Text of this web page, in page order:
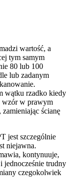
wartość, a
tym samym
80 lub 100
lub zadanym
wątku rzadko kiedy
wzór w prawym
ścianę
jest szczególnie
niejawna.
kontynuuje,
jednocześnie trudny
czegokolwiek